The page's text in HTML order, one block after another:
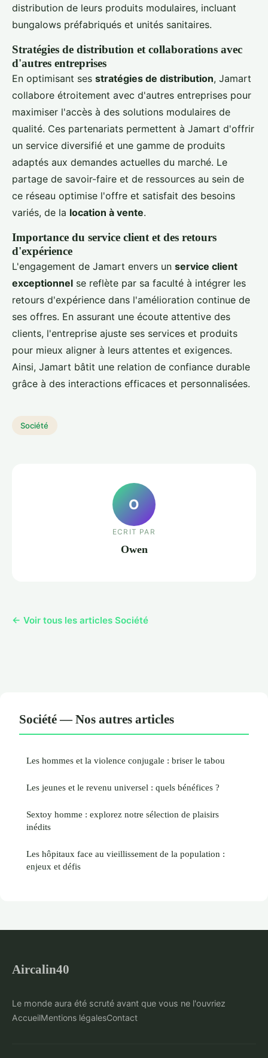
distribution de leurs produits modulaires, incluant
bungalows préfabriqués et unités sanitaires.
Stratégies de distribution et collaborations avec
d'autres entreprises
En optimisant ses stratégies de distribution, Jamart
collabore étroitement avec d'autres entreprises pour
maximiser l'accès à des solutions modulaires de
qualité. Ces partenariats permettent à Jamart d'offrir
un service diversifié et une gamme de produits
adaptés aux demandes actuelles du marché. Le
partage de savoir-faire et de ressources au sein de
ce réseau optimise l'offre et satisfait des besoins
variés, de la location à vente.
Importance du service client et des retours
d'expérience
L'engagement de Jamart envers un service client
exceptionnel se reflète par sa faculté à intégrer les
retours d'expérience dans l'amélioration continue de
ses offres. En assurant une écoute attentive des
clients, l'entreprise ajuste ses services et produits
pour mieux aligner à leurs attentes et exigences.
Ainsi, Jamart bâtit une relation de confiance durable
grâce à des interactions efficaces et personnalisées.
Société
O
ECRIT PAR
Owen
← Voir tous les articles Société
Société — Nos autres articles
Les hommes et la violence conjugale : briser le tabou
Les jeunes et le revenu universel : quels bénéfices ?
Sextoy homme : explorez notre sélection de plaisirs
inédits
Les hôpitaux face au vieillissement de la population :
enjeux et défis
Aircalin40
Le monde aura été scruté avant que vous ne l'ouvriez
AccueilMentions légalesContact